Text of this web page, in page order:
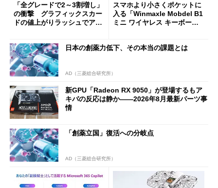
「全グレードで2～3割増し」
の衝撃 グラフィックスカー
ドの値上がりラッシュでアキ
スマホより小さくポケットに
入る「Winmaxle Mobdel B1
ミニ ワイヤレス キーボー
日本の創薬力低下、その本当の課題とは
AD（三菱総合研究所）
新GPU「Radeon RX 9050」が登場するもア
キバの反応は静か――2026年8月最新パーツ事
情
「創薬立国」復活への分岐点
AD（三菱総合研究所）